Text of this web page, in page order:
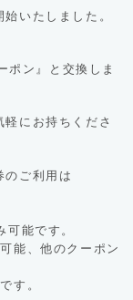
いたしました。
ポン』と交換しま
にお持ちくださ
のご利用は
可能です。
能、他のクーポン
す。